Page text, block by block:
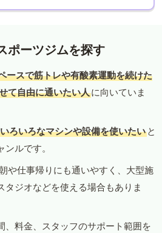
ポーツジムを探す
ースで筋トレや有酸素運動を続けた
て自由に通いたい人に向いていま
いろいろなマシンや設備を使いたい と
ルです。
や仕事帰りにも通いやすく、大型施
タジオなどを使える場合もありま
、料金、スタッフのサポート範囲を